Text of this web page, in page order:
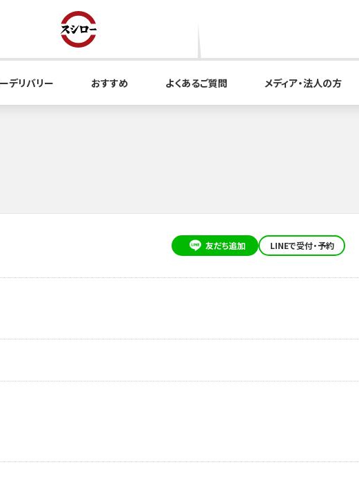
デリバリー おすすめ よくあるご質問 メディア・法人の方
友だち追加 LINEで受付・予約